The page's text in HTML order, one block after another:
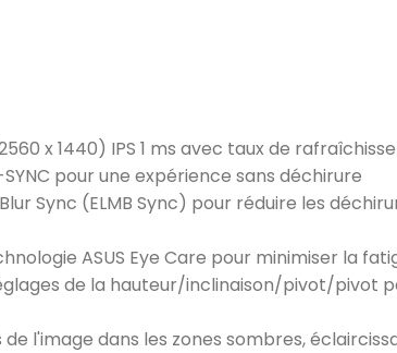
x 1440) IPS 1 ms avec taux de
pour une expérience sans déchirure
Sync (ELMB Sync) pour réduire les
ASUS Eye Care pour minimiser la
de la hauteur/inclinaison/pivot/pivot
l'image dans les zones sombres,